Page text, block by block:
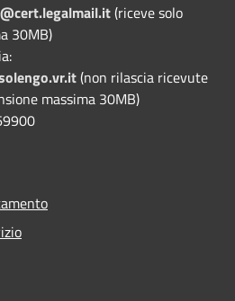
(riceve solo
30MB)
(non rilascia ricevute
massima 30MB)